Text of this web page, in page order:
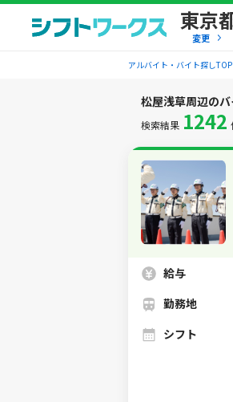
東京
変更
アルバイト・バイト探しTOP
松屋浅草周辺の
検索結果 1242
給与
勤務地
シフト